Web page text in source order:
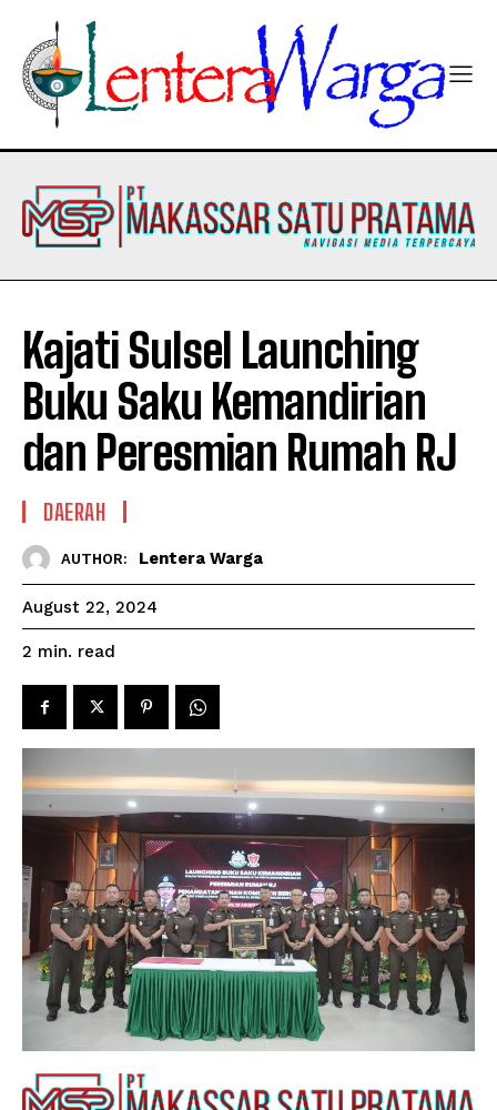
Kajati Sulsel Launching
Buku Saku Kemandirian
dan Peresmian Rumah RJ
DAERAH
AUTHOR: Lentera Warga
August 22, 2024
2 min. read